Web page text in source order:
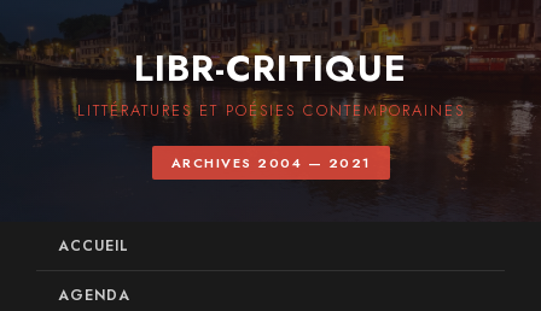
LIBR-CRITIQUE
LITTÉRATURES ET POÉSIES CONTEMPORAINES
ARCHIVES 2004 — 2021
ACCUEIL
AGENDA